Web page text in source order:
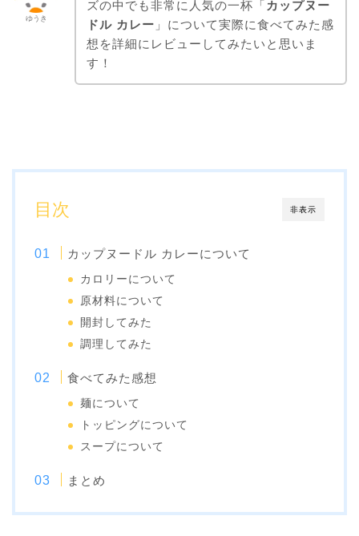
ゆうき
ズの中でも非常に人気の一杯「 カップヌー
ドル カレー 」について実際に食べてみた感
想を詳細にレビューしてみたいと思いま
す！
非表示
目次
カップヌードル カレーについて
カロリーについて
原材料について
開封してみた
調理してみた
食べてみた感想
麺について
トッピングについて
スープについて
まとめ